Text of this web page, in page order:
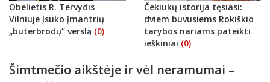
Obelietis R. Tervydis
Vilniuje įsuko įmantrių
„buterbrodų“ verslą (0)
Čekiukų istorija tęsiasi:
dviem buvusiems Rokiškio
tarybos nariams pateikti
ieškiniai (0)
Šimtmečio aikštėje ir vėl neramumai –